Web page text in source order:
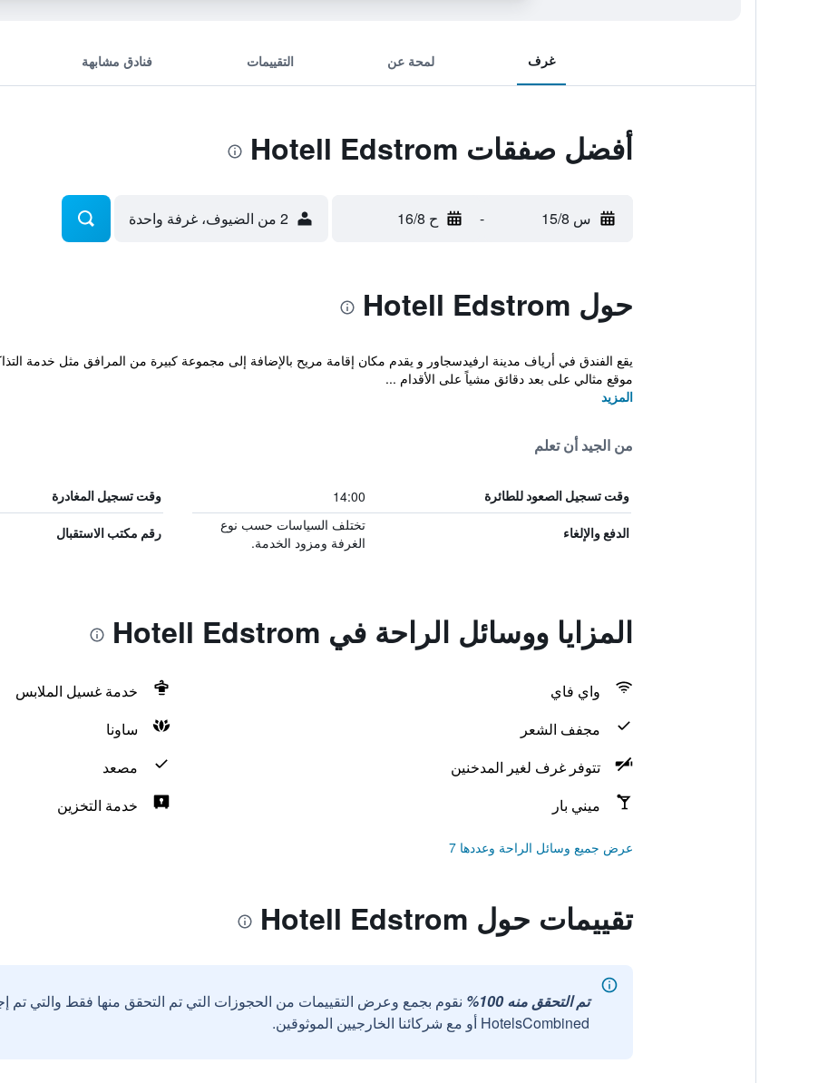
غرف لمحة عن التقييمات فنادق مشابهة
أفضل صفقات Hotell Edstrom
س 15/8 - ح 16/8 2 من الضيوف، غرفة واحدة
حول Hotell Edstrom
يقع الفندق في أرياف مدينة ارفيدسجاور و يقدم مكان إقامة مريح بالإضافة إلى مجموعة كبيرة من المرافق مثل خدمة
موقع مثالي على بعد دقائق مشياً على الأقدام ...
المزيد
من الجيد أن تعلم
وقت تسجيل الصعود للطائرة 14:00 وقت تسجيل المغادرة
الدفع والإلغاء
تختلف السياسات حسب نوع
الغرفة ومزود الخدمة.
رقم مكتب الاستقبال
المزايا ووسائل الراحة في Hotell Edstrom
واي فاي
خدمة غسيل الملابس
مجفف الشعر
ساونا
تتوفر غرف لغير المدخنين
مصعد
ميني بار
خدمة التخزين
عرض جميع وسائل الراحة وعددها 7
تقييمات حول Hotell Edstrom
تم التحقق منه 100%
نقوم بجمع وعرض التقييمات من الحجوزات التي تم التحقق منها فقط والتي تم
HotelsCombined أو مع شركائنا الخارجيين الموثوقين.